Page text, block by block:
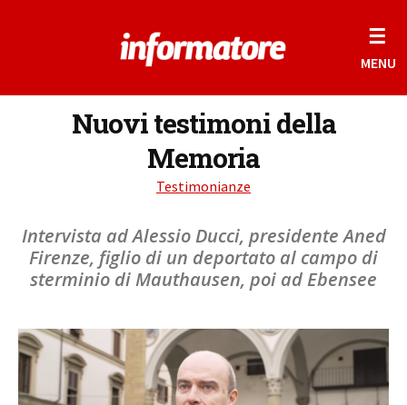
☰
MENU
Nuovi testimoni della
Memoria
Testimonianze
Intervista ad Alessio Ducci, presidente Aned
Firenze, figlio di un deportato al campo di
sterminio di Mauthausen, poi ad Ebensee